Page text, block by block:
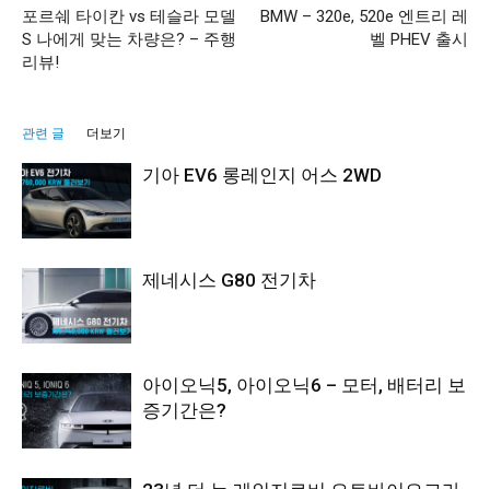
포르쉐 타이칸 vs 테슬라 모델
S 나에게 맞는 차량은? – 주행
리뷰!
BMW – 320e, 520e 엔트리 레
벨 PHEV 출시
관련 글 더보기
기아 EV6 롱레인지 어스 2WD
제네시스 G80 전기차
아이오닉5, 아이오닉6 – 모터, 배터리 보
증기간은?